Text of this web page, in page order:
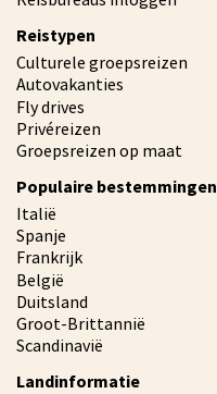
Reistypen
Culturele groepsreizen
Autovakanties
Fly drives
Privéreizen
Groepsreizen op maat
Populaire bestemmingen
Italië
Spanje
Frankrijk
België
Duitsland
Groot-Brittannië
Scandinavië
Landinformatie